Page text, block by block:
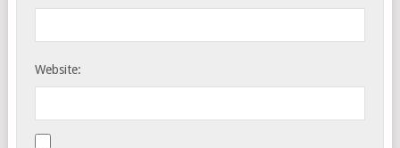
Website: